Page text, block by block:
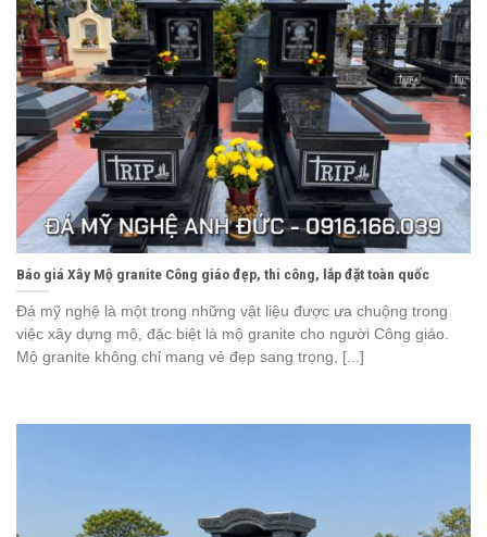
Báo giá Xây Mộ granite Công giáo đẹp, thi công, lắp đặt toàn quốc
Đá mỹ nghệ là một trong những vật liệu được ưa chuộng trong
việc xây dựng mộ, đặc biệt là mộ granite cho người Công giáo.
Mộ granite không chỉ mang vẻ đẹp sang trọng, [...]